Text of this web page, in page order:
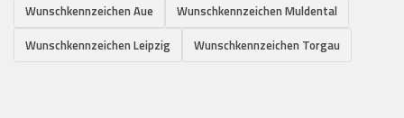
Wunschkennzeichen Aue
Wunschkennzeichen Muldental
Wunschkennzeichen Leipzig
Wunschkennzeichen Torgau